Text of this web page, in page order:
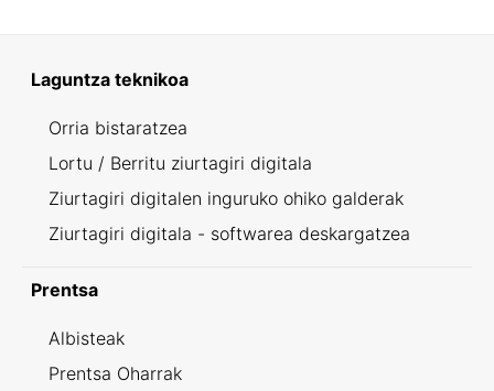
Laguntza teknikoa
Orria bistaratzea
Lortu / Berritu ziurtagiri digitala
Ziurtagiri digitalen inguruko ohiko galderak
Ziurtagiri digitala - softwarea deskargatzea
Prentsa
Albisteak
Prentsa Oharrak